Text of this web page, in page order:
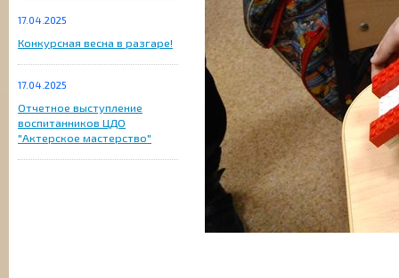
17.04.2025
Конкурсная весна в разгаре!
17.04.2025
Отчетное выступление
воспитанников ЦДО
"Актерское мастерство"